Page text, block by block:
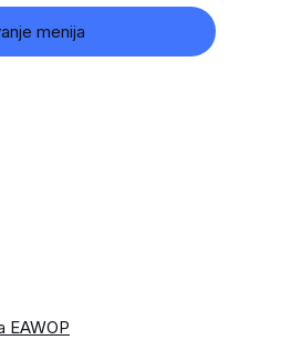
menija
EAWOP